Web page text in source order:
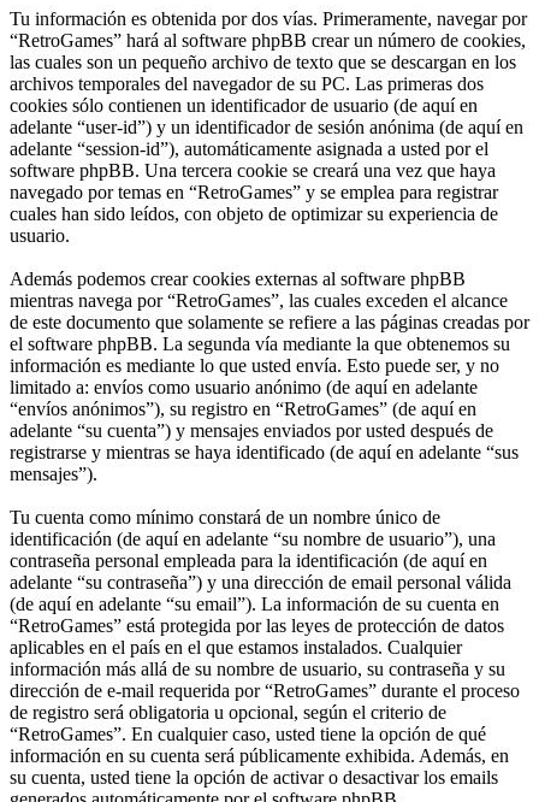
Tu información es obtenida por dos vías. Primeramente, navegar por
“RetroGames” hará al software phpBB crear un número de cookies,
las cuales son un pequeño archivo de texto que se descargan en los
archivos temporales del navegador de su PC. Las primeras dos
cookies sólo contienen un identificador de usuario (de aquí en
adelante “user-id”) y un identificador de sesión anónima (de aquí en
adelante “session-id”), automáticamente asignada a usted por el
software phpBB. Una tercera cookie se creará una vez que haya
navegado por temas en “RetroGames” y se emplea para registrar
cuales han sido leídos, con objeto de optimizar su experiencia de
usuario.
Además podemos crear cookies externas al software phpBB
mientras navega por “RetroGames”, las cuales exceden el alcance
de este documento que solamente se refiere a las páginas creadas por
el software phpBB. La segunda vía mediante la que obtenemos su
información es mediante lo que usted envía. Esto puede ser, y no
limitado a: envíos como usuario anónimo (de aquí en adelante
“envíos anónimos”), su registro en “RetroGames” (de aquí en
adelante “su cuenta”) y mensajes enviados por usted después de
registrarse y mientras se haya identificado (de aquí en adelante “sus
mensajes”).
Tu cuenta como mínimo constará de un nombre único de
identificación (de aquí en adelante “su nombre de usuario”), una
contraseña personal empleada para la identificación (de aquí en
adelante “su contraseña”) y una dirección de email personal válida
(de aquí en adelante “su email”). La información de su cuenta en
“RetroGames” está protegida por las leyes de protección de datos
aplicables en el país en el que estamos instalados. Cualquier
información más allá de su nombre de usuario, su contraseña y su
dirección de e-mail requerida por “RetroGames” durante el proceso
de registro será obligatoria u opcional, según el criterio de
“RetroGames”. En cualquier caso, usted tiene la opción de qué
información en su cuenta será públicamente exhibida. Además, en
su cuenta, usted tiene la opción de activar o desactivar los emails